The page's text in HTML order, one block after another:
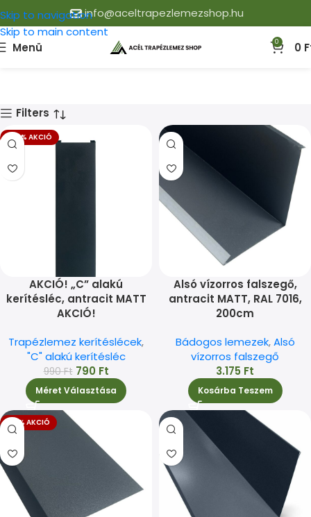
Skip to navigation
Skip to main content
info@aceltrapezlemezshop.hu
Menü 0 0
Filters
-20% AKCIÓ
AKCIÓ! „C” alakú
kerítésléc, antracit MATT
AKCIÓ!
Trapézlemez kerítéslécek,
"C" alakú kerítésléc
990Ft 790 Ft
Méret Választása
Alsó vízorros falszegő,
antracit MATT, RAL 7016,
200cm
Bádogos lemezek,Alsó
vízorros falszegő
3.175 Ft
Kosárba Teszem
-17% AKCIÓ